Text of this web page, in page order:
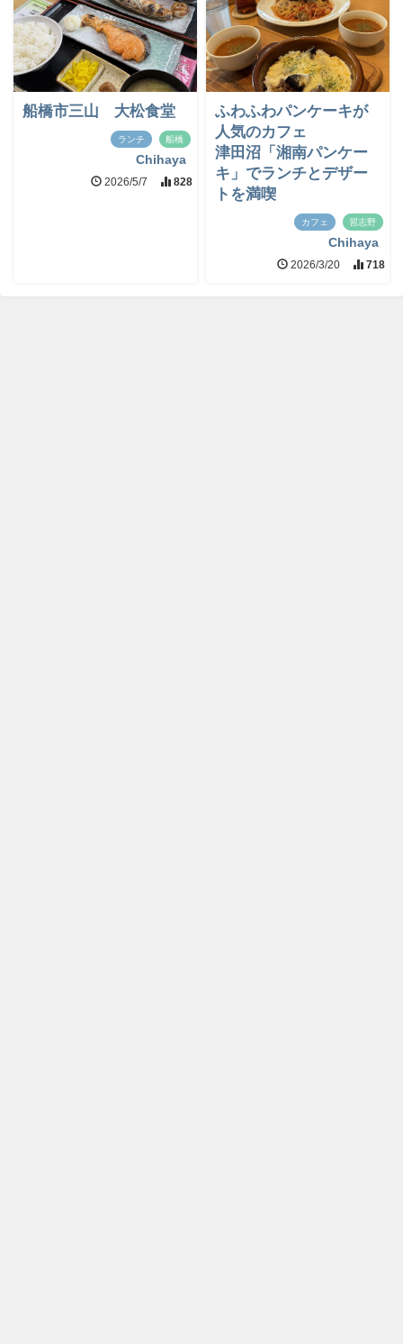
船橋市三山 大松食堂
ランチ 船橋
Chihaya
2026/5/7 828
ふわふわパンケーキが
人気のカフェ
津田沼「湘南パンケー
キ」でランチとデザー
トを満喫
カフェ 習志野
Chihaya
2026/3/20 718